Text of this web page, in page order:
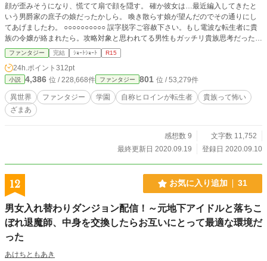
顔が歪みそうになり、慌てて扇で顔を隠す。 確か彼女は…最近編入してきたと
いう男爵家の庶子の娘だったかしら。 喚き散らす娘が望んだのでその通りにし
てあげましたわ。 ○○○○○○○○○○ 誤字脱字ご容赦下さい。もし電波な転生者に貴
族の令嬢が絡まれたら。攻略対象と思われてる男性もガッチリ貴族思考だったら
と考えて書いてみました。ゆっくりペースになりそうですがよろしければ是非。
閲覧、しおり、お気に入りの登録ありがとうございました(*´ω`*) 何となくねっ
とりじわじわな感じになっていたらいいのにと思ったのですがどうなんでしょう
ね？
ファンタジー 完結 ｼｮｰﾄｼｮｰﾄ R15
24h.ポイント 312pt
小説 4,386 位 / 228,668件 ファンタジー 801 位 / 53,279件
異世界 ファンタジー 学園 自称ヒロインが転生者
貴族って怖い
ざまあ
感想数 9
文字数 11,752
最終更新日 2020.09.19
登録日 2020.09.10
12 お気に入り追加 31
男女入れ替わりダンジョン配信！～元地下アイドルと落ちこ
ぼれ退魔師、中身を交換したらお互いにとって最適な環境だ
った
あけちともあき